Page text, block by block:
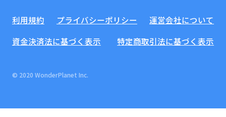
利用規約 プライバシーポリシー
運営会社について
資金決済法に基づく表示
特定商取引法に基づく表示
© 2020 WonderPlanet Inc.